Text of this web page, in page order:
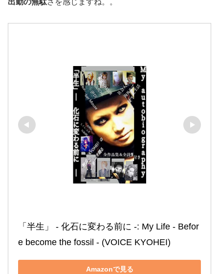
出勤の無駄さを感じますね。。
「半生」 ‐ 化石に変わる前に ‐: My Life ‐ Befor
e become the fossil ‐ (VOICE KYOHEI)
Amazonで見る